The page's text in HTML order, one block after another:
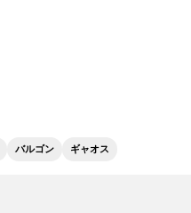
バルゴン ギャオス